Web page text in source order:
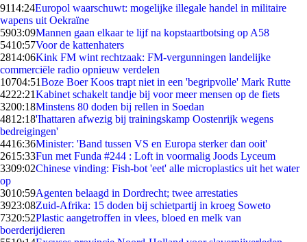
9114:24Europol waarschuwt: mogelijke illegale handel in militaire
wapens uit Oekraïne
5903:09Mannen gaan elkaar te lijf na kopstaartbotsing op A58
5410:57Voor de kattenhaters
2814:06Kink FM wint rechtzaak: FM-vergunningen landelijke
commerciële radio opnieuw verdelen
10704:51Boze Boer Koos trapt niet in een 'begripvolle' Mark Rutte
4222:21Kabinet schakelt tandje bij voor meer mensen op de fiets
3200:18Minstens 80 doden bij rellen in Soedan
4812:18'Ihattaren afwezig bij trainingskamp Oostenrijk wegens
bedreigingen'
4416:36Minister: 'Band tussen VS en Europa sterker dan ooit'
2615:33Fun met Funda #244 : Loft in voormalig Joods Lyceum
3309:02Chinese vinding: Fish-bot 'eet' alle microplastics uit het water
op
3010:59Agenten belaagd in Dordrecht; twee arrestaties
3923:08Zuid-Afrika: 15 doden bij schietpartij in kroeg Soweto
7320:52Plastic aangetroffen in vlees, bloed en melk van
boerderijdieren